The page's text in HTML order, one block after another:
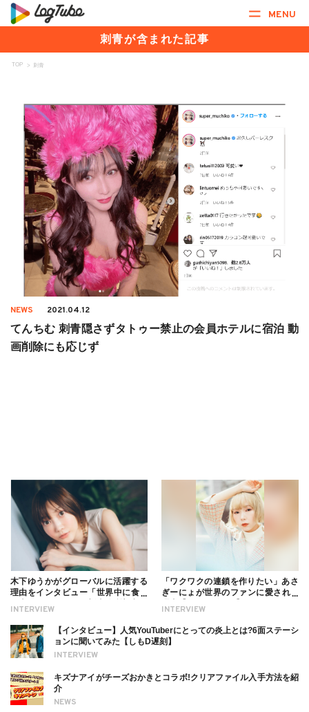
MENU
刺青が含まれた記事
TOP > 刺青
NEWS 2021.04.12
てんちむ 刺青隠さずタトゥー禁止の会員ホテルに宿泊 動
画削除にも応じず
INTERVIEW
木下ゆうかがグローバルに活躍する
理由をインタビュー「世界中に食べ
ついても
INTERVIEW
「ワクワクの連鎖を作りたい」あさ
ぎーにょが世界のファンに愛される
INTERVIEW
【インタビュー】人気YouTuberにとっての炎上とは?6面ステーシ
ョンに聞いてみた【しもD遅刻】
NEWS
キズナアイがチーズおかきとコラボ!クリアファイル入手方法を紹
介